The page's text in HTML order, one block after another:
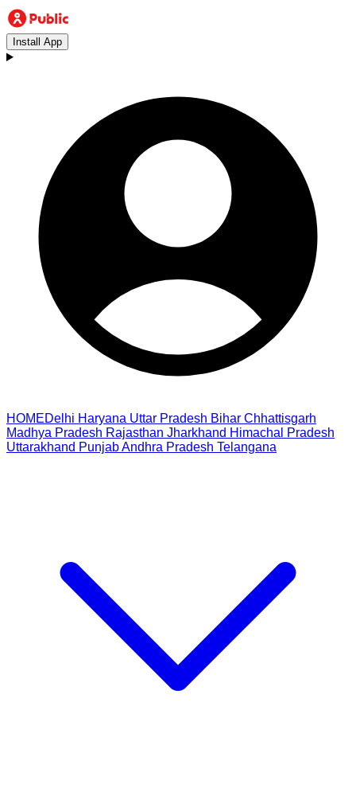
Install App
HOMEDelhi Haryana Uttar Pradesh Bihar Chhattisgarh
Madhya Pradesh Rajasthan Jharkhand Himachal Pradesh
Uttarakhand PunjabAndhra Pradesh Telangana